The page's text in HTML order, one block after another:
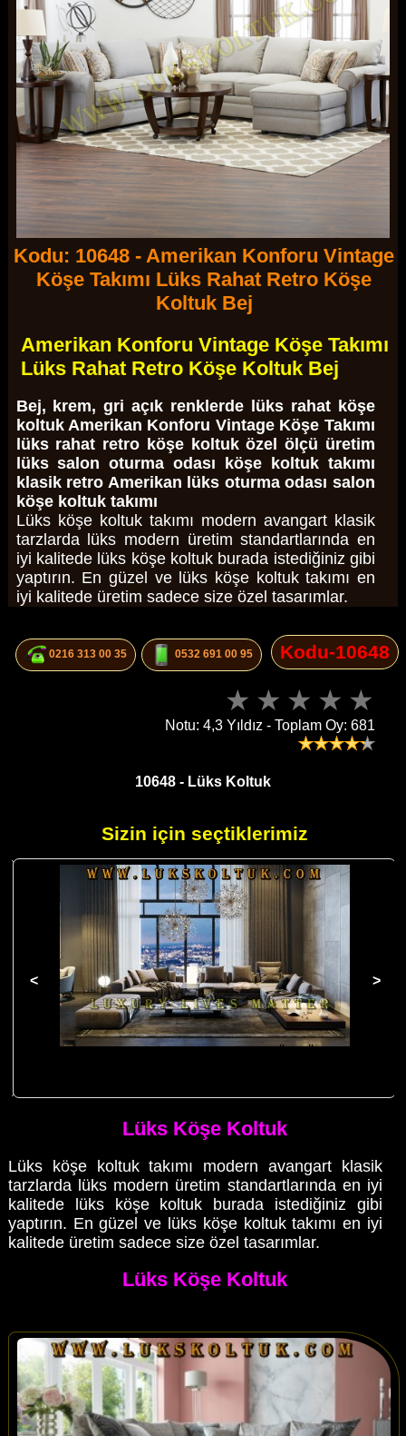
Kodu: 10648 - Amerikan Konforu Vintage
Köşe Takımı Lüks Rahat Retro Köşe
Koltuk Bej
Amerikan Konforu Vintage Köşe Takımı
Lüks Rahat Retro Köşe Koltuk Bej
Bej, krem, gri açık renklerde lüks rahat köşe
koltuk Amerikan Konforu Vintage Köşe Takımı
lüks rahat retro köşe koltuk özel ölçü üretim
lüks salon oturma odası köşe koltuk takımı
klasik retro Amerikan lüks oturma odası salon
köşe koltuk takımı
Lüks köşe koltuk takımı modern avangart klasik
tarzlarda lüks modern üretim standartlarında en
iyi kalitede lüks köşe koltuk burada istediğiniz gibi
yaptırın. En güzel ve lüks köşe koltuk takımı en
iyi kalitede üretim sadece size özel tasarımlar.
0216 313 00 35 0532 691 00 95 Kodu-10648
Notu: 4,3 Yıldız - Toplam Oy: 681
10648 - Lüks Koltuk
Sizin için seçtiklerimiz
Lüks Köşe Koltuk
Lüks köşe koltuk takımı modern avangart klasik
tarzlarda lüks modern üretim standartlarında en iyi
kalitede lüks köşe koltuk burada istediğiniz gibi
yaptırın. En güzel ve lüks köşe koltuk takımı en iyi
kalitede üretim sadece size özel tasarımlar.
Lüks Köşe Koltuk